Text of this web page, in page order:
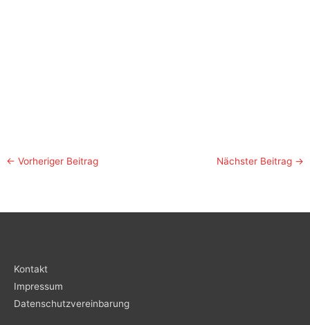
← Vorheriger Beitrag Nächster Beitrag →
Kontakt
Impressum
Datenschutzvereinbarung